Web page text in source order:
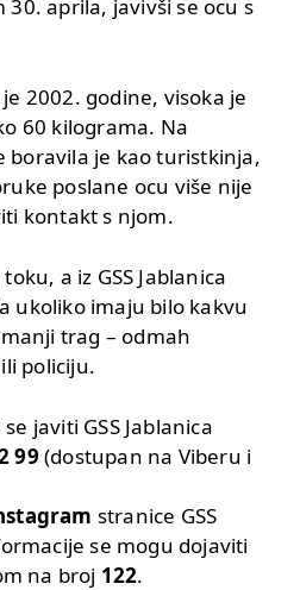
aprila, javivši se ocu s
2002. godine, visoka je
60 kilograma. Na
boravila je kao turistkinja,
poslane ocu više nije
kontakt s njom.
a iz GSS Jablanica
ukoliko imaju bilo kakvu
trag – odmah
policiju.
javiti GSS Jablanica
99 (dostupan na Viberu i
stranice GSS
se mogu dojaviti
na broj 122.